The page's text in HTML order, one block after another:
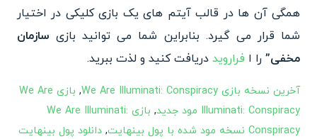
همگی آن ها در قالب آیتم های یک بازی کلیکی در اختیار
شما قرار می گیرد. بنابراین شما می توانید بازی سازمان
مخفی” را ا فراروید دریافت کنید و لذت ببرید.
آخرین نسخه بازی We Are Illuminati: Conspiracy ,
بازی We Are
Illuminati: Conspiracy مود جدید
,
بازی We Are Illuminati:
Conspiracy نسخه مود شده با پول بینهایت
, دانلود پول بینهایت